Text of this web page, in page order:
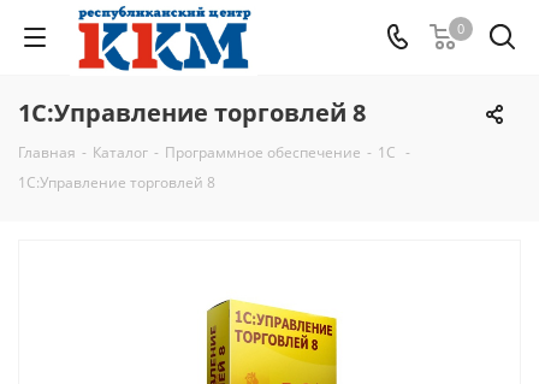
0
1С:Управление торговлей 8
Главная - Каталог - Программное обеспечение - 1C -
1С:Управление торговлей 8